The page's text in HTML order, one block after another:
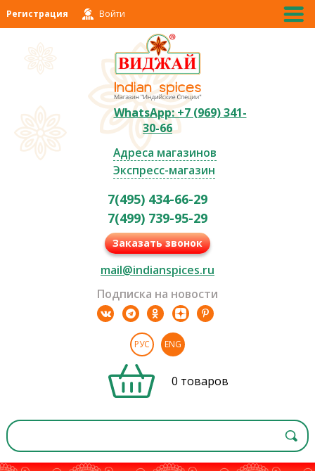
Регистрация Войти
WhatsApp: +7 (969) 341-
30-66
Адреса магазинов
Экспресс-магазин
7(495) 434-66-29
7(499) 739-95-29
Заказать звонок
mail@indianspices.ru
Подписка на новости
РУС ENG
0 товаров